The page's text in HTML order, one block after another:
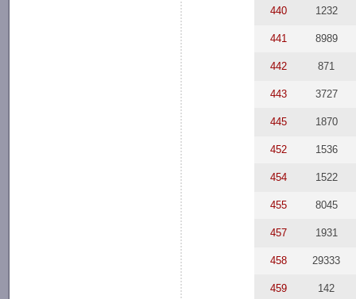
440 1232
441 8989
442 871
443 3727
445 1870
452 1536
454 1522
455 8045
457 1931
458 29333
459 142